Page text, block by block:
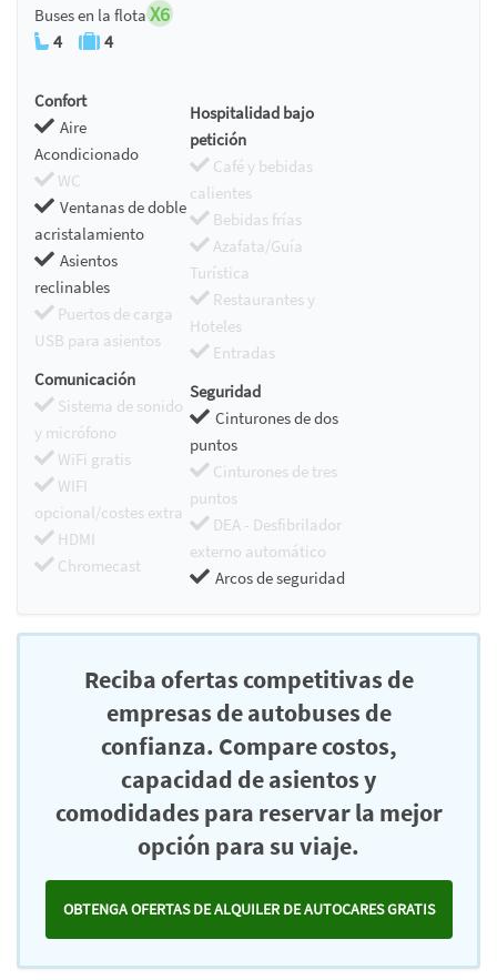
Buses en la flota X6
4 4
Confort
Aire
Acondicionado
WC
Ventanas de doble
acristalamiento
Asientos
reclinables
Puertos de carga
USB para asientos
Hospitalidad bajo
petición
Café y bebidas
calientes
Bebidas frías
Azafata/Guía
Turística
Restaurantes y
Hoteles
Entradas
Comunicación
Sistema de sonido
y micrófono
WiFi gratis
WIFI
opcional/costes extra
HDMI
Chromecast
Seguridad
Cinturones de dos
puntos
Cinturones de tres
puntos
DEA - Desfibrilador
externo automático
Arcos de seguridad
Reciba ofertas competitivas de
empresas de autobuses de
confianza. Compare costos,
capacidad de asientos y
comodidades para reservar la mejor
opción para su viaje.
OBTENGA OFERTAS DE ALQUILER DE AUTOCARES GRATIS